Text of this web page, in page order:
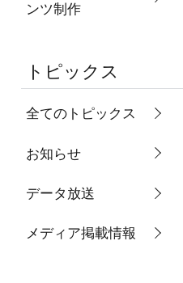
ンツ制作
トピックス
全てのトピックス
お知らせ
データ放送
メディア掲載情報